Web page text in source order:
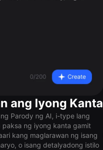
ang Iyong Kanta
Parody ng AI, i-type lang
ng iyong kanta gamit
kang maglarawan ng isang
o isang detalyadong istilo